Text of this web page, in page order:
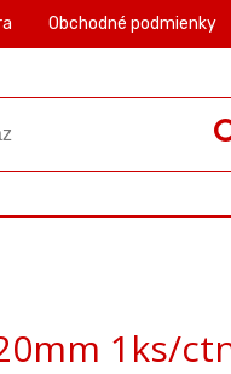
Obchodné podmienky
1ks/